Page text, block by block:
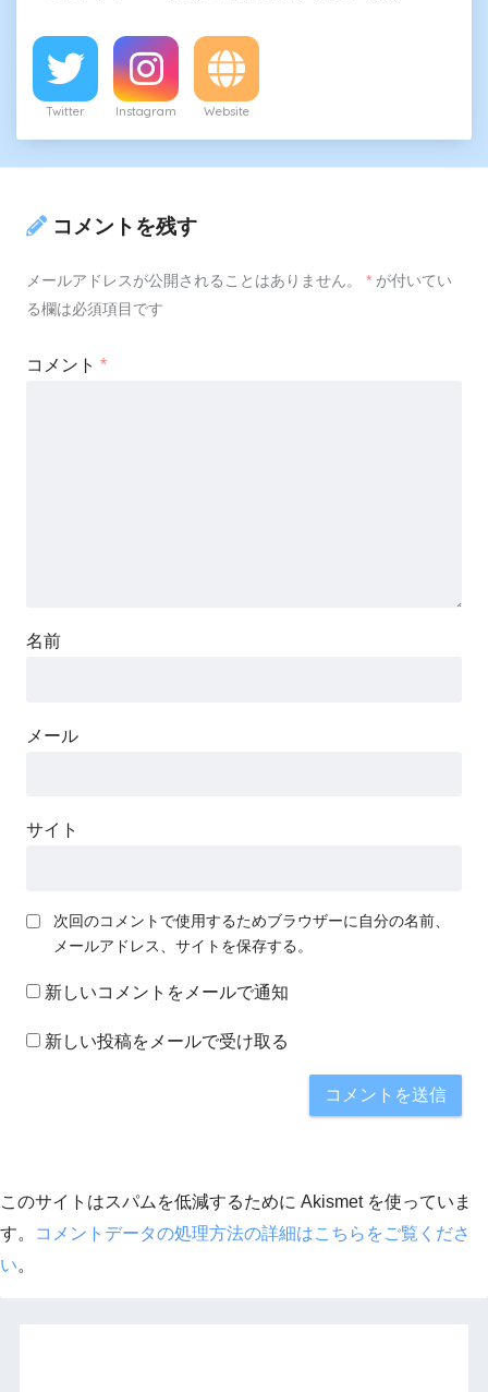
Twitter Instagram Website
コメントを残す
メールアドレスが公開されることはありません。 * が付いてい
る欄は必須項目です
コメント *
名前
メール
サイト
次回のコメントで使用するためブラウザーに自分の名前、
メールアドレス、サイトを保存する。
新しいコメントをメールで通知
新しい投稿をメールで受け取る
このサイトはスパムを低減するために Akismet を使っていま
す。
コメントデータの処理方法の詳細はこちらをご覧くださ
い。